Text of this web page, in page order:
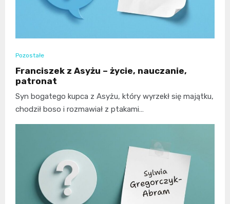
Pozostałe
Franciszek z Asyżu – życie, nauczanie,
patronat
Syn bogatego kupca z Asyżu, który wyrzekł się majątku,
chodził boso i rozmawiał z ptakami…